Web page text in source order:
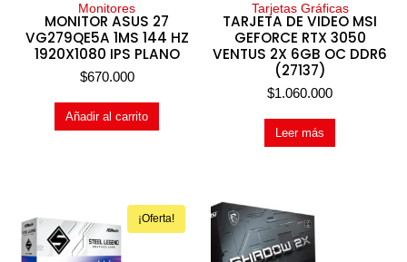
Monitores
MONITOR ASUS 27
VG279QE5A 1MS 144 HZ
1920X1080 IPS PLANO
$670.000
Añadir al carrito
Tarjetas Gráficas
TARJETA DE VIDEO MSI
GEFORCE RTX 3050
VENTUS 2X 6GB OC DDR6
(27137)
$1.060.000
Leer más
¡Oferta!